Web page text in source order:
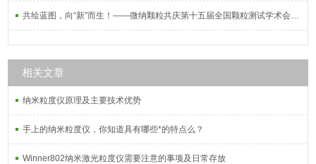
共绘蓝图，向“新”而生！——微纳颗粒共庆第十五届全国颗粒测试学术会议暨2025全国粉体测试技术应用研讨会
相关文章
纳米粒度仪原理及主要技术优势
手上的纳米粒度仪，你知道具有哪些*的特点么？
Winner802纳米激光粒度仪需要注意的事项及日常存放